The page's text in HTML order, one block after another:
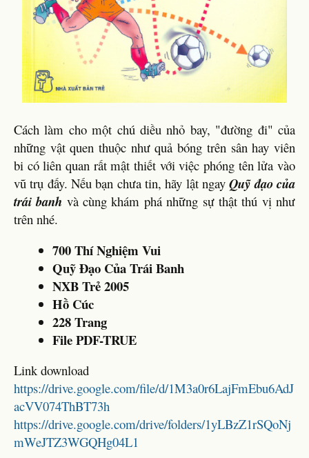
Cách làm cho một chú diều nhỏ bay, "đường đi" của
những vật quen thuộc như quả bóng trên sân hay viên
bi có liên quan rất mật thiết với việc phóng tên lửa vào
vũ trụ đấy. Nếu bạn chưa tin, hãy lật ngayQuỹ đạo của
trái banh và cùng khám phá những sự thật thú vị như
trên nhé.
700 Thí Nghiệm Vui
Quỹ Đạo Của Trái Banh
NXB Trẻ 2005
Hồ Cúc
228 Trang
File PDF-TRUE
Link download
https://drive.google.com/file/d/1M3a0r6LajFmEbu6AdJ
acVV074ThBT73h
https://drive.google.com/drive/folders/1yLBzZ1rSQoNj
mWeJTZ3WGQHg04L1